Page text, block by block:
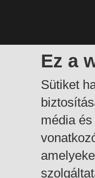
Ez a
Sütiket
média